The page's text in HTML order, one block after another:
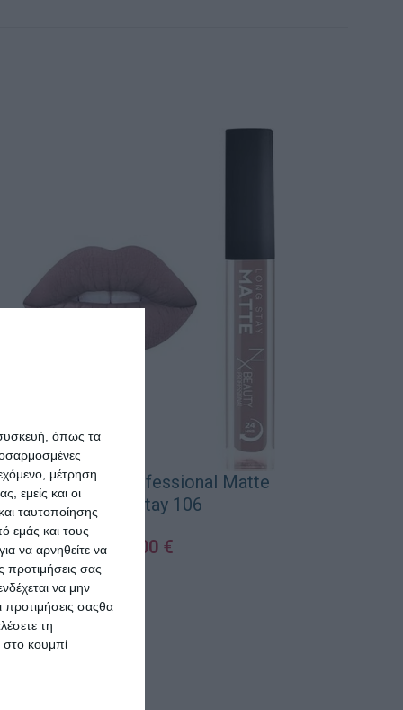
όπως τα
μέτρηση
εμείς και οι
ταυτοποίησης
εμάς και τους
να αρνηθείτε να
προτιμήσεις σας
να μην
προτιμήσεις σαςθα
τη
στο κουμπί
NX Beauty Professional Matte
Longstay 106
4,00 €
ΠΡΟΣΘΉΚΗ ΣΤΟ ΚΑΛΆΘΙ